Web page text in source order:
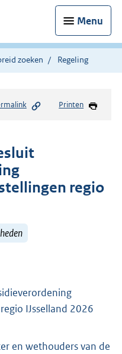
Menu
zoeken Regeling
Printen
regio
IJsselland 2026
en wethouders van de